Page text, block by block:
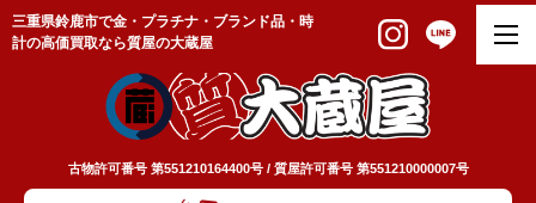
三重県鈴鹿市で金・プラチナ・ブランド品・時
計の高価買取なら質屋の大蔵屋
古物許可番号 第551210164400号 / 質屋許可番号 第551210000007号